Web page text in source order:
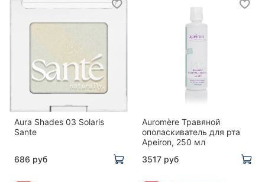
Aura Shades 03 Solaris
Sante
686 руб
Auromère Травяной
ополаскиватель для рта
Apeiron, 250 мл
3517 руб